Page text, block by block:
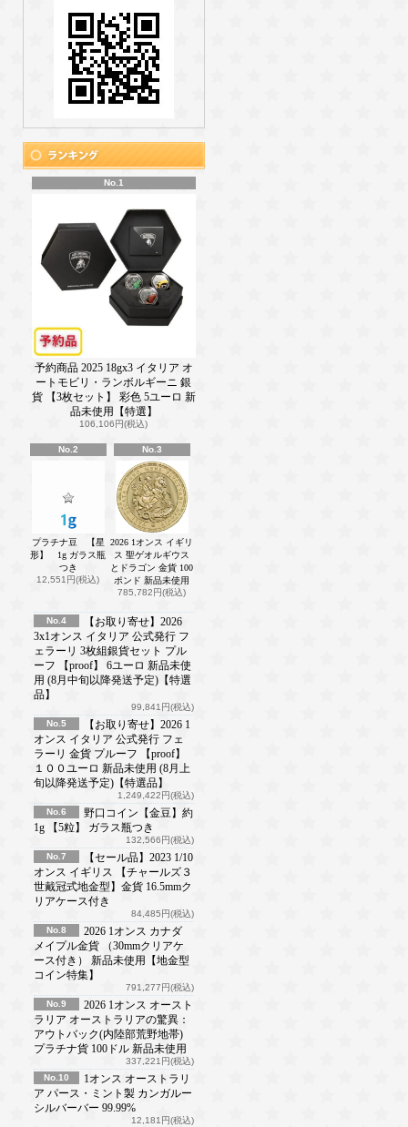
No.1
予約商品 2025 18gx3 イタリア オ
ートモビリ・ランボルギーニ 銀
貨 【3枚セット】 彩色 5ユーロ 新
品未使用【特選】
106,106円(税込)
No.2
プラチナ豆 【星
形】 1g ガラス瓶
つき
12,551円(税込)
No.3
2026 1オンス イギリ
ス 聖ゲオルギウス
とドラゴン 金貨 100
ポンド 新品未使用
785,782円(税込)
No.4
【お取り寄せ】2026
3x1オンス イタリア 公式発行 フ
ェラーリ 3枚組銀貨セット プル
ーフ 【proof】 6ユーロ 新品未使
用 (8月中旬以降発送予定)【特選
品】
99,841円(税込)
No.5
【お取り寄せ】2026 1
オンス イタリア 公式発行 フェ
ラーリ 金貨 プルーフ 【proof】
１００ユーロ 新品未使用 (8月上
旬以降発送予定)【特選品】
1,249,422円(税込)
No.6
野口コイン【金豆】約
1g 【5粒】 ガラス瓶つき
132,566円(税込)
No.7
【セール品】2023 1/10
オンス イギリス 【チャールズ３
世戴冠式地金型】金貨 16.5mmク
リアケース付き
84,485円(税込)
No.8
2026 1オンス カナダ
メイプル金貨 （30mmクリアケ
ース付き） 新品未使用【地金型
コイン特集】
791,277円(税込)
No.9
2026 1オンス オースト
ラリア オーストラリアの驚異：
アウトバック(内陸部荒野地帯)
プラチナ貨 100ドル 新品未使用
337,221円(税込)
No.10
1オンス オーストラリ
ア パース・ミント製 カンガルー
シルバーバー 99.99%
12,181円(税込)